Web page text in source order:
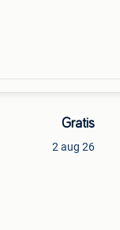
Gratis
2 aug 26